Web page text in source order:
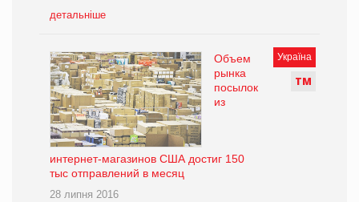
детальніше
Україна
ТМ
Объем
рынка
посылок
из
интернет-магазинов США достиг 150
тыс отправлений в месяц
28 липня 2016